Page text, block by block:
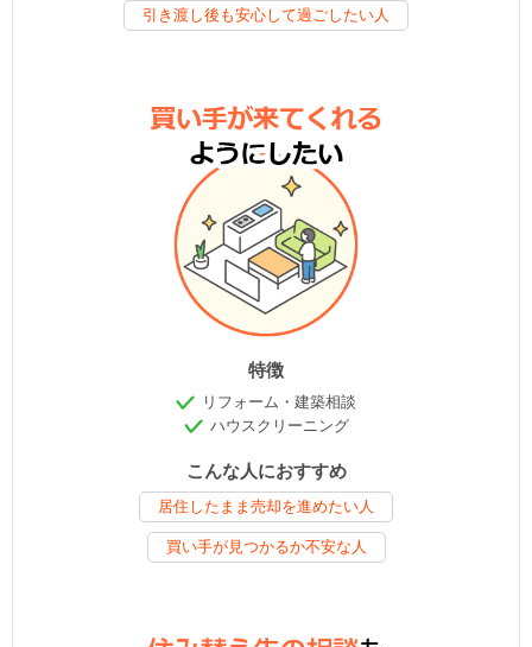
引き渡し後も安心して過ごしたい人
特徴
リフォーム・建築相談
ハウスクリーニング
こんな人におすすめ
居住したまま売却を進めたい人
買い手が見つかるか不安な人